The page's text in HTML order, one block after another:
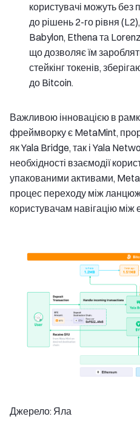
користувачі можуть
до рішень 2-го рівня
Babylon, Ethena та
що дозволяє їм
стейкінг токенів,
до Bitcoin.
Важливою інновацією в
фреймворку є MetaMint,
як Yala Bridge, так і Yala
необхідності взаємодії
упакованими активами,
процес переходу між
користувачам навігацію
Джерело: Яла